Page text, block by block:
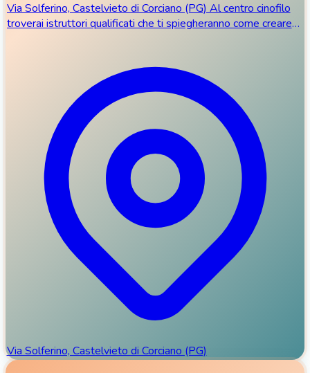
Via Solferino, Castelvieto di Corciano (PG) Al centro cinofilo
troverai istruttori qualificati che ti spiegheranno come creare
Via Solferino, Castelvieto di Corciano (PG)